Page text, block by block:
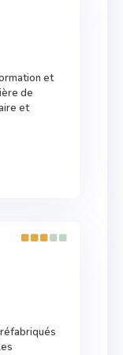
et
de
et